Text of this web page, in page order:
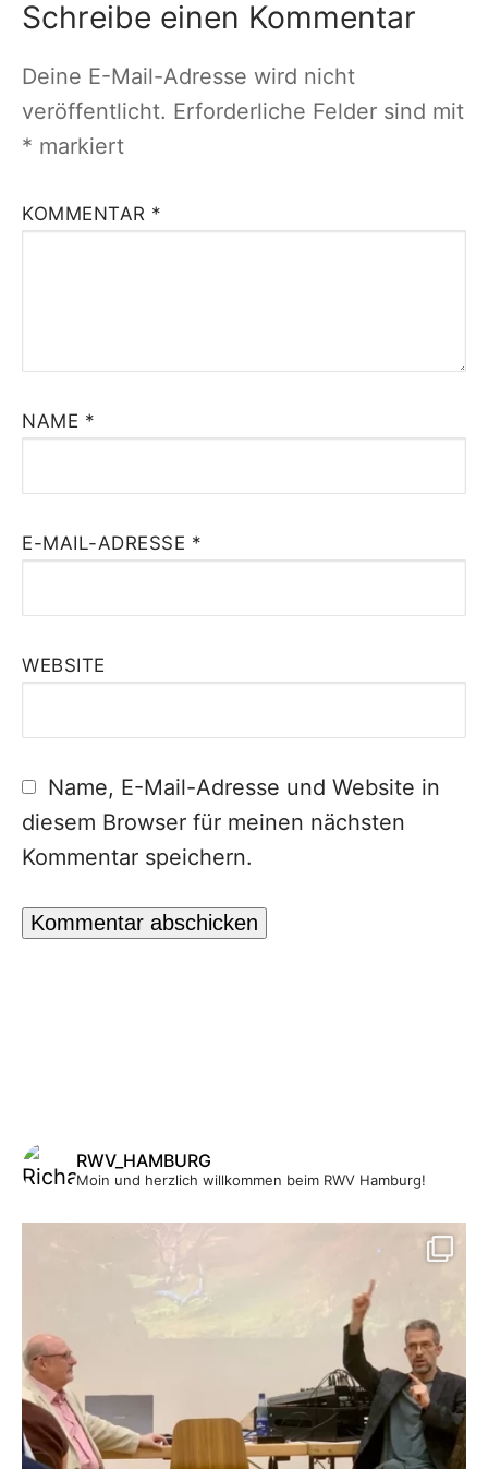
Schreibe einen Kommentar
Deine E-Mail-Adresse wird nicht
veröffentlicht. Erforderliche Felder sind mit
* markiert
KOMMENTAR *
NAME *
E-MAIL-ADRESSE *
WEBSITE
Name, E-Mail-Adresse und Website in
diesem Browser für meinen nächsten
Kommentar speichern.
RWV_HAMBURG
Moin und herzlich willkommen beim RWV Hamburg!